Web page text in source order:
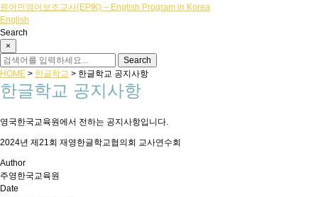
원어민영어보조교사(EPIK) – English Program in Korea
English
Search
×
HOME > 한글학교 > 한글학교 공지사항
한글학교 공지사항
영국한국교육원에서 전하는 공지사항입니다.
2024년 제21회 재영한글학교협의회 교사연수회
Author
주영한국교육원
Date